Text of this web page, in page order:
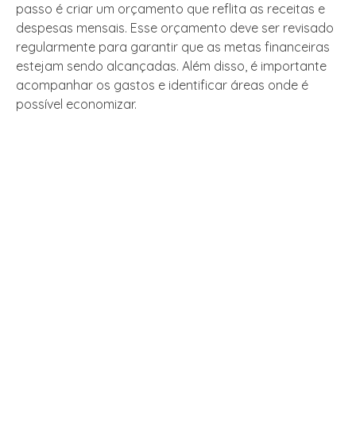
passo é criar um orçamento que reflita as receitas e
despesas mensais. Esse orçamento deve ser revisado
regularmente para garantir que as metas financeiras
estejam sendo alcançadas. Além disso, é importante
acompanhar os gastos e identificar áreas onde é
possível economizar.